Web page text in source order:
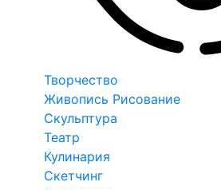
Творчество
Живопись Рисование
Скульптура
Театр
Кулинария
Скетчинг